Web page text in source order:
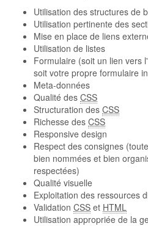
Utilisation des structures de
Utilisation pertinente des
Mise en place de liens
Utilisation de listes
Formulaire (soit un lien vers
soit votre propre formulaire
Meta-données
Qualité des CSS
Structuration des CSS
Richesse des CSS
Responsive design
Respect des consignes
bien nommées et bien
respectées)
Qualité visuelle
Exploitation des ressources
Validation CSS et HTML
Utilisation appropriée de la